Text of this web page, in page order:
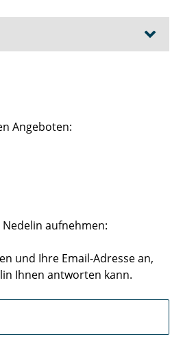
Sportangebote
nun?
Sport & Studium
Angeboten:
aufnehmen:
und Ihre Email-Adresse an,
Ihnen antworten kann.